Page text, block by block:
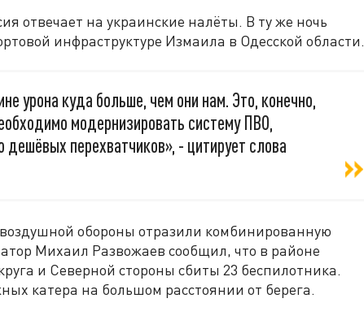
отвечает на украинские налёты. В ту же ночь
инфраструктуре Измаила в Одесской области.
урона куда больше, чем они нам. Это, конечно,
модернизировать систему ПВО,
перехватчиков», - цитирует слова
обороны отразили комбинированную
Михаил Развожаев сообщил, что в районе
и Северной стороны сбиты 23 беспилотника.
катера на большом расстоянии от берега.